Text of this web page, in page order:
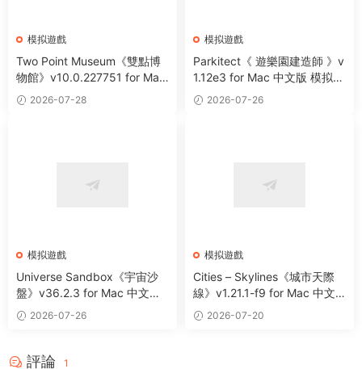
模拟遊戲
Two Point Museum《雙點博
物館》v10.0.227751 for Mac
中文版 博物館模拟經營遊戲
2026-07-28
模拟遊戲
Parkitect《 遊樂園建造師 》v
1.12e3 for Mac 中文版 模拟建
造類遊戲
2026-07-26
模拟遊戲
Universe Sandbox《宇宙沙
盤》v36.2.3 for Mac 中文破
解版 太空沙盒模拟遊戲
2026-07-26
模拟遊戲
Cities – Skylines《城市天際
線》v1.21.1-f9 for Mac 中文
破解版 城市模拟建設經營類遊
戲
2026-07-20
評論 1